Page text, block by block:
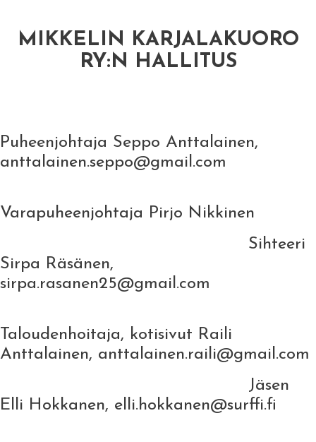
MIKKELIN KARJALAKUORO
RY:N HALLITUS
Puheenjohtaja Seppo Anttalainen,
anttalainen.seppo@gmail.com
Varapuheenjohtaja Pirjo Nikkinen
Sihteeri
Sirpa Räsänen,
sirpa.rasanen25@gmail.com
Taloudenhoitaja, kotisivut Raili
Anttalainen, anttalainen.raili@gmail.com
Jäsen
Elli Hokkanen, elli.hokkanen@surffi.fi